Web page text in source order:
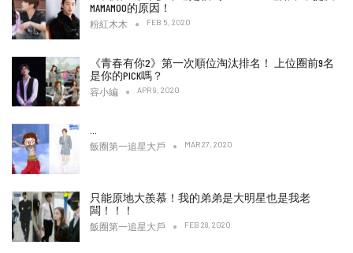
MAMAMOO的原因！
粉紅木木 FEB 5, 2020
《青春有你2》第一次順位淘汰排名！ 上位圈前9名
是你的PICK嗎？
容小編 APR 9, 2020
…
飯圈第一追星大戶 MAR 27, 2020
只能原地大羨慕！我的弟弟是大明星也是我老
闆！！！
飯圈第一追星大戶 FEB 28, 2020